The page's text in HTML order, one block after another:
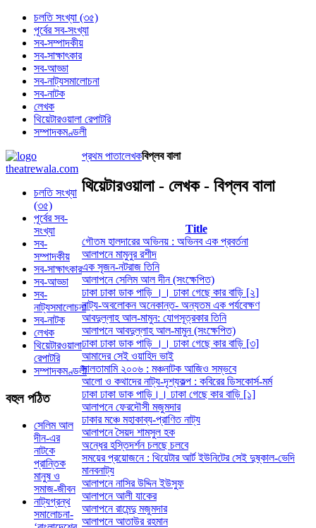
চলতি সংখ্যা (৩৫)
পূর্বের সব-সংখ্যা
সব-সম্পাদকীয়
সব-সাক্ষাৎকার
সব-আড্ডা
সব-নাট্যসমালোচনা
সব-নাটক
লেখক
থিয়েটারওয়ালা রেপাটরি
সম্পাদকমণ্ডলী
প্রথম পাতালেখকবিপ্লব বালা
থিয়েটারওয়ালা - লেখক - বিপ্লব বালা
Title
গৌতম হালদারের অভিনয় : অভিনব এক প্রবর্তনা
আলাপনে মামুনুর রশীদ
এক সৃজন-নটরাজ তিনি
আলাপনে সেলিম আল দীন (সংক্ষেপিত)
ঢাকা ঢাকা ডাক পাড়ি ।। ঢাকা গেছে কার বাড়ি [২]
নাট্য-অবলোকন অনেকান্ত- অন্যতম এক পর্যবেক্ষণ
আবদুল্লাহ আল-মামুন: যোগসূত্রকার তিনি
আলাপনে আবদুল্লাহ আল-মামুন (সংক্ষেপিত)
ঢাকা ঢাকা ডাক পাড়ি ।। ঢাকা গেছে কার বাড়ি [৩]
আমাদের সেই ওয়াহিদ ভাই
সালতামামি ২০০৬ : মঞ্চনাটক আজিও সম্ভবে
আলো ও কথাদের নাট্য-দৃশ্যকল্প : কবিরের ডিসকোর্স-মর্ম
ঢাকা ঢাকা ডাক পাড়ি।। ঢাকা গেছে কার বাড়ি [১]
আলাপনে ফেরদৌসী মজুমদার
ঢাকার মঞ্চে মহাকাব্য-প্রাণিত নাট্য
আলাপনে সৈয়দ শামসুল হক
অন্ধের হস্তিদর্শন চলছে চলবে
সময়ের প্রয়োজনে : থিয়েটার আর্ট ইউনিটের সেই দুষ্কাল-ভেদি
মানবনাট্য
আলাপনে নাসির উদ্দিন ইউসুফ
আলাপনে আলী যাকের
আলাপনে রামেন্দু মজুমদার
আলাপনে আতাউর রহমান
চলতি সংখ্যা
(৩৫)
পূর্বের সব-
সংখ্যা
সব-
সম্পাদকীয়
সব-সাক্ষাৎকার
সব-আড্ডা
সব-
নাট্যসমালোচনা
সব-নাটক
লেখক
থিয়েটারওয়ালা
রেপাটরি
সম্পাদকমণ্ডলী
বহুলপঠিত
সেলিম আল
দীন-এর
নাটকে
প্রান্তিক
মানুষ ও
সমাজ-জীবন
নাট্যগ্রন্থ
সমালোচনা-